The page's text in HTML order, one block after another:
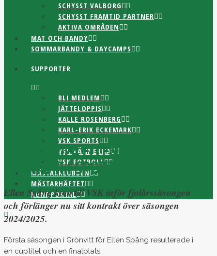
SCHYSST VALBORG
SCHYSST FRAMTID PARTNER
AKTIVA OMRÅDEN
MAT OCH BANDY
SOMMARBANDY & DAYCAMPS
SUPPORTER
BLI MEDLEM
JÄTTELOPPIS
KALLE ROSENBERG
KARL-ERIK ECKEMARK
VSK SPORTS
VSK VÄNNERNA
VSK FOTBOLL
MÄSTARKLUBBEN
MÄSTARHÄFTET
KUNDPORTAL
25 JUN 2024ELLEN SPÅNG
STANNAR I SPORTKLUBBEN
Ellen Spång kom till VSK inför fjolårssäsongen
och förlänger nu sitt kontrakt över säsongen
2024/2025.
Första säsongen i Grönvitt för Ellen Spång resulterade i
en cuptitel och en finalplats.